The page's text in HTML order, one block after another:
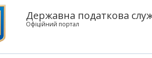
Державна податкова
Офіційний портал